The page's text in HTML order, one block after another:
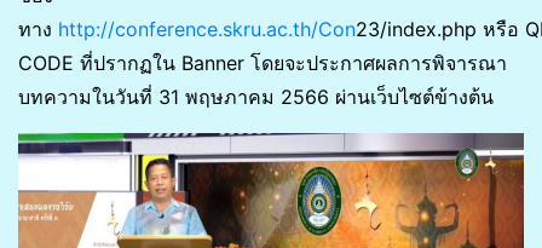
ทาง http://conference.skru.ac.th/Con23/index.php หรือ
CODE ที่ปรากฏใน Banner โดยจะประกาศผลการพิจารณา
บทความในวันที่ 31 พฤษภาคม 2566 ผ่านเว็บไซต์ข้างต้น